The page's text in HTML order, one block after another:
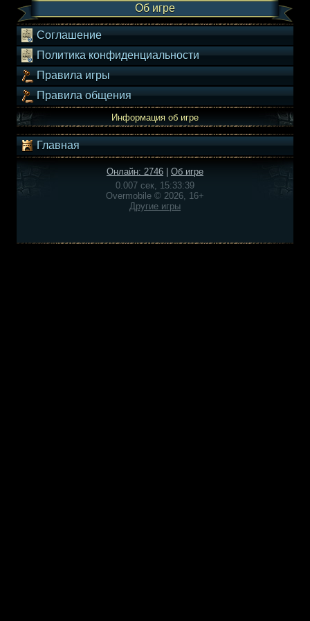
Об игре
Соглашение
Политика конфиденциальности
Правила игры
Правила общения
Информация об игре
Главная
Онлайн: 2746
Об игре
0.007 сек, 15:33:39
Overmobile © 2026, 16+
Другие игры